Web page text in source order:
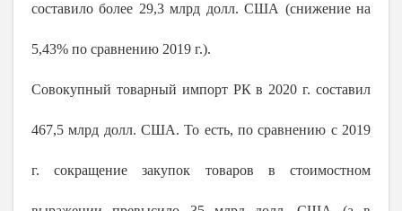
составило более 29,3 млрд долл. США (снижение на
5,43% по сравнению 2019 г.).
Совокупный товарный импортРК в 2020 г. составил
467,5 млрд долл. США. То есть, по сравнению с 2019
г.сокращение закупок товаров в стоимостном